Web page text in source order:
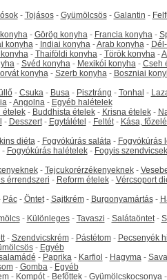
- Tojásos- Gyümölcsös- Galantin -
- Görög konyha- Francia konyha-
konyha- Indiai konyha-Arab konyha-
- Thaiföldi konyha- Török konyha-
- Svéd konyha- Mexikói konyha- Cseh
konyha- Szerb konyha- Boszniai
- Csuka- Busa- Pisztráng - Tonhal -
-Angolna- Egyéb halételek
ételek- Buddhista ételek- Krisna ételek-
- Desszert- Egytálétel - Feltét- Kása,
diéta- Fogyókúrás saláta- Fogyókúrás
- Fogyókúrás halételek- Fogyis szendvicsek
- Tejcukorérzékenyeknek-
érrendszeri - Reform ételek- Vércsoport
Pác- Öntet- Sajtkrém- Burgonyamártás-
- Különleges- Tavaszi - Salátaöntet-
- Szendvicskrém- Pástétom- Pecsenyék
- Egyéb
- Paprika- Karfiol - Hagyma-
- Gomba- Egyéb
- Kompót- Befőttek- Gyümölcskocsonya-